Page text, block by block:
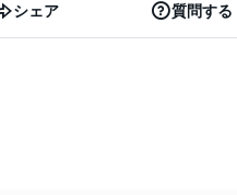
シェア 質問する